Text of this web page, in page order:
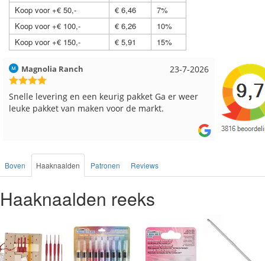
Koop voor +€ 50,-
€ 6,46
7%
Koop voor +€ 100,-
€ 6,26
10%
Koop voor +€ 150,-
€ 5,91 15%
17-7-2026
Hilde uit Loyers
Reeds meerdere keren breigaren en breinaalden
besteld, altijd heel tevreden over de service.
Loes uit
Snelle
Boven Haaknaalden Patronen Reviews
Haaknaalden reeks